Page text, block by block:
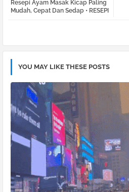
tter
Resepi Ayam Masak Kicap Paling
Mudah, Cepat Dan Sedap • RESEPI
YOU MAY LIKE THESE POSTS